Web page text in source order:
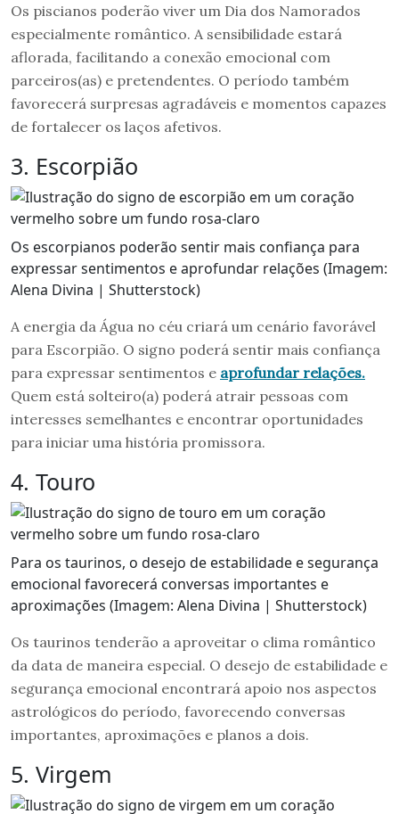
Os piscianos poderão viver um Dia dos Namorados
especialmente romântico. A sensibilidade estará
aflorada, facilitando a conexão emocional com
parceiros(as) e pretendentes. O período também
favorecerá surpresas agradáveis e momentos capazes
de fortalecer os laços afetivos.
3. Escorpião
Os escorpianos poderão sentir mais confiança para
expressar sentimentos e aprofundar relações (Imagem:
Alena Divina | Shutterstock)
A energia da Água no céu criará um cenário favorável
para Escorpião. O signo poderá sentir mais confiança
para expressar sentimentos e aprofundar relações.
Quem está solteiro(a) poderá atrair pessoas com
interesses semelhantes e encontrar oportunidades
para iniciar uma história promissora.
4. Touro
Para os taurinos, o desejo de estabilidade e segurança
emocional favorecerá conversas importantes e
aproximações (Imagem: Alena Divina | Shutterstock)
Os taurinos tenderão a aproveitar o clima romântico
da data de maneira especial. O desejo de estabilidade e
segurança emocional encontrará apoio nos aspectos
astrológicos do período, favorecendo conversas
importantes, aproximações e planos a dois.
5. Virgem